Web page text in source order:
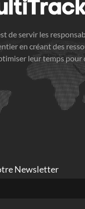
de servir les
en créant des
leur temps pour
Newsletter